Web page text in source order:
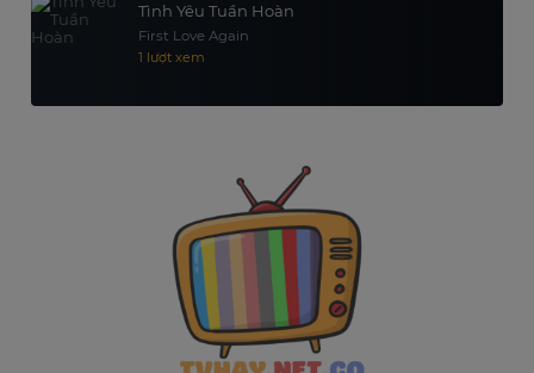
Tình Yêu Tuần Hoàn
First Love Again
1 lượt xem